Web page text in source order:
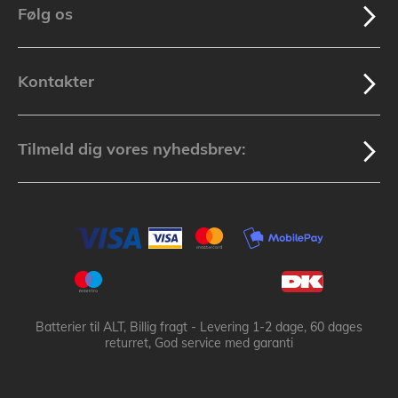
Følg os
Kontakter
Tilmeld dig vores nyhedsbrev:
Batterier til ALT, Billig fragt - Levering 1-2 dage, 60 dages
returret, God service med garanti